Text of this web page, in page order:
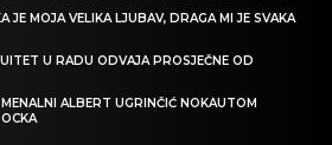
JE MOJA VELIKA LJUBAV, DRAGA MI JE SVAKA
U RADU ODVAJA PROSJEČNE OD
ALBERT UGRINČIĆ NOKAUTOM